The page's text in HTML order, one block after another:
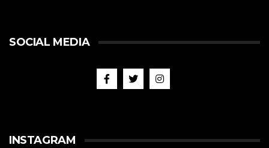
SOCIAL MEDIA
INSTAGRAM